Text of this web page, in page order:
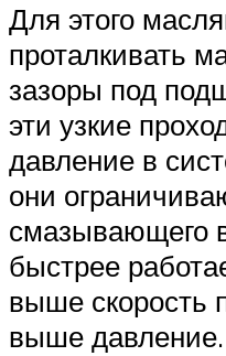
Для этого
проталкивать
зазоры под
эти узкие
давление в
они
смазывающего
быстрее
выше скорость
выше давление.